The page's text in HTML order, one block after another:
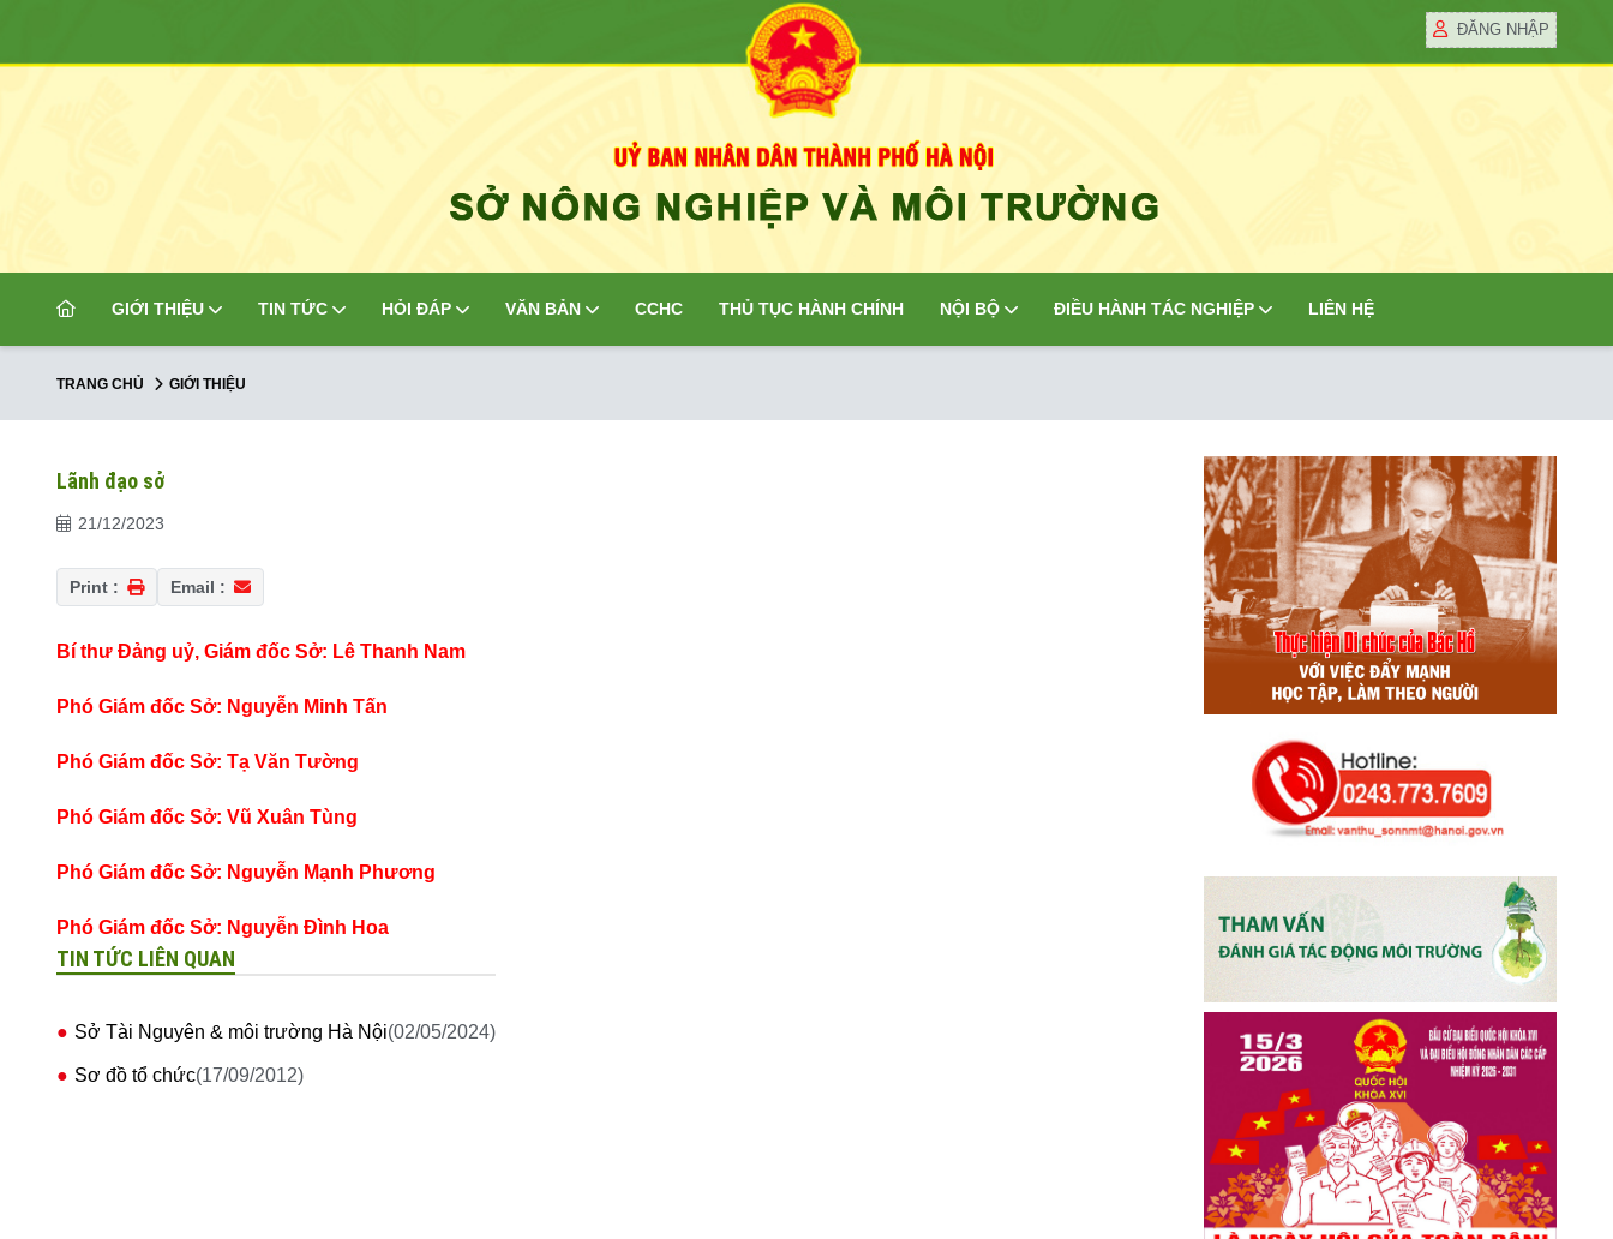
ĐĂNG NHẬP
GIỚI THIỆU TIN TỨC HỎI ĐÁP VĂN BẢN CCHC THỦ TỤC HÀNH CHÍNH NỘI BỘ ĐIỀU HÀNH TÁC NGHIỆP LIÊN HỆ
TRANG CHỦ GIỚI THIỆU
Lãnh đạo sở
21/12/2023
Print : Email :
Bí thư Đảng uỷ, Giám đốc Sở: Lê Thanh Nam
Phó Giám đốc Sở: Nguyễn Minh Tấn
Phó Giám đốc Sở: Tạ Văn Tường
Phó Giám đốc Sở: Vũ Xuân Tùng
Phó Giám đốc Sở: Nguyễn Mạnh Phương
Phó Giám đốc Sở: Nguyễn Đình Hoa
TIN TỨC LIÊN QUAN
Sở Tài Nguyên & môi trường Hà Nội(02/05/2024)
Sơ đồ tổ chức(17/09/2012)